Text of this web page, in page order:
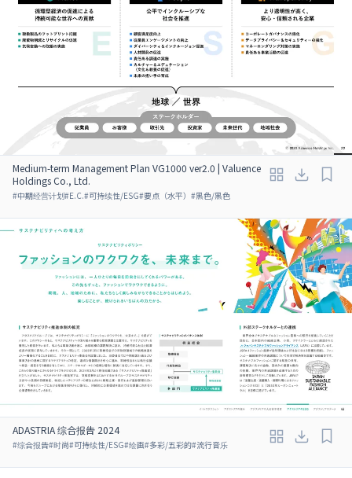
Medium-term Management Plan VG1000 ver2.0 | Valuence
Holdings Co., Ltd.
#中期经营计划#E.C.#可持续性/ESG#要点（水平） #黑色/黑色
ADASTRIA 综合报告 2024
#综合报告#时尚#可持续性/ESG#绘画#多彩/五彩的#流行音乐